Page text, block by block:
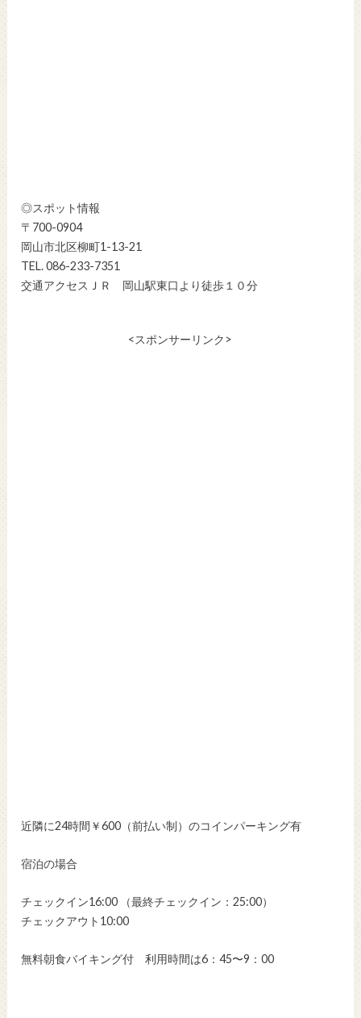
◎スポット情報
〒700-0904
岡山市北区柳町1-13-21
TEL. 086-233-7351
交通アクセスＪＲ 岡山駅東口より徒歩１０分
<スポンサーリンク>
近隣に24時間￥600（前払い制）のコインパーキング有
宿泊の場合
チェックイン16:00 （最終チェックイン：25:00）
チェックアウト10:00
無料朝食バイキング付 利用時間は6：45〜9：00